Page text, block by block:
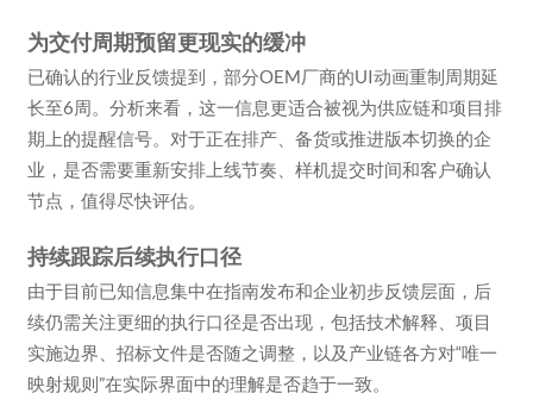
为交付周期预留更现实的缓冲
已确认的行业反馈提到，部分OEM厂商的UI动画重制周期延
长至6周。分析来看，这一信息更适合被视为供应链和项目排
期上的提醒信号。对于正在排产、备货或推进版本切换的企
业，是否需要重新安排上线节奏、样机提交时间和客户确认
节点，值得尽快评估。
持续跟踪后续执行口径
由于目前已知信息集中在指南发布和企业初步反馈层面，后
续仍需关注更细的执行口径是否出现，包括技术解释、项目
实施边界、招标文件是否随之调整，以及产业链各方对“唯一
映射规则”在实际界面中的理解是否趋于一致。